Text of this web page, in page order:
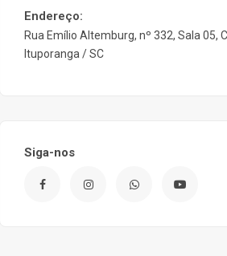
Endereço:
Rua Emílio Altemburg, nº 332, Sala 05,
Ituporanga / SC
Siga-nos